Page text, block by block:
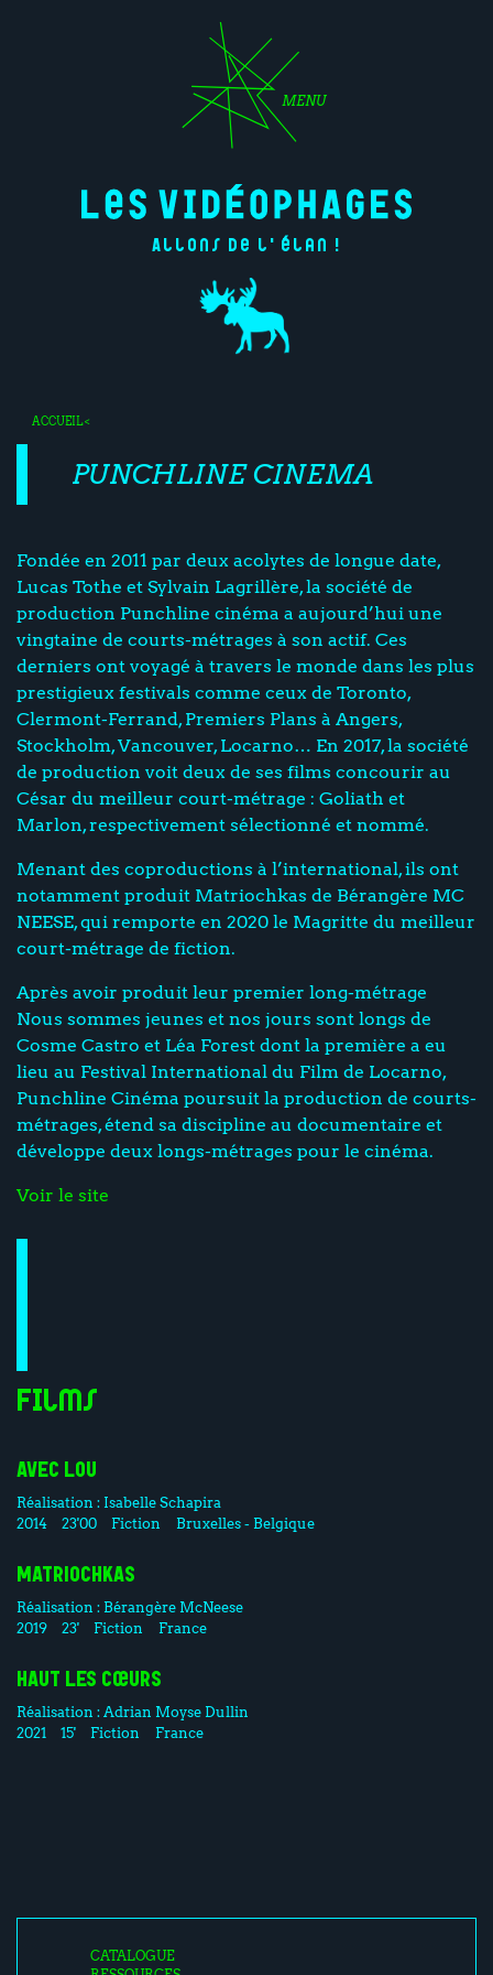
MENU
Allons de l'élan !
ACCUEIL<
PUNCHLINE CINEMA
Fondée en 2011 par deux acolytes de longue date,
Lucas Tothe et Sylvain Lagrillère, la société de
production Punchline cinéma a aujourd’hui une
vingtaine de courts-métrages à son actif. Ces
derniers ont voyagé à travers le monde dans les plus
prestigieux festivals comme ceux de Toronto,
Clermont-Ferrand, Premiers Plans à Angers,
Stockholm, Vancouver, Locarno… En 2017, la société
de production voit deux de ses films concourir au
César du meilleur court-métrage : Goliath et
Marlon, respectivement sélectionné et nommé.
Menant des coproductions à l’international, ils ont
notamment produit Matriochkas de Bérangère MC
NEESE, qui remporte en 2020 le Magritte du meilleur
court-métrage de fiction.
Après avoir produit leur premier long-métrage
Nous sommes jeunes et nos jours sont longs de
Cosme Castro et Léa Forest dont la première a eu
lieu au Festival International du Film de Locarno,
Punchline Cinéma poursuit la production de courts-
métrages, étend sa discipline au documentaire et
développe deux longs-métrages pour le cinéma.
Voir le site
Films
AVEC LOU
Réalisation : Isabelle Schapira
2014
23'00 Fiction Bruxelles - Belgique
MATRIOCHKAS
Réalisation : Bérangère McNeese
2019
23' Fiction France
HAUT LES CŒURS
Réalisation : Adrian Moyse Dullin
2021
15' Fiction France
CATALOGUE